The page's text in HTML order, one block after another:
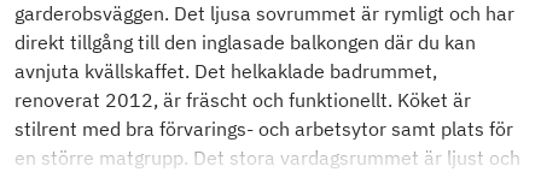
garderobsväggen. Det ljusa sovrummet är rymligt och har
direkt tillgång till den inglasade balkongen där du kan
avnjuta kvällskaffet. Det helkaklade badrummet,
renoverat 2012, är fräscht och funktionellt. Köket är
stilrent med bra förvarings- och arbetsytor samt plats för
en större matgrupp. Det stora vardagsrummet är ljust och